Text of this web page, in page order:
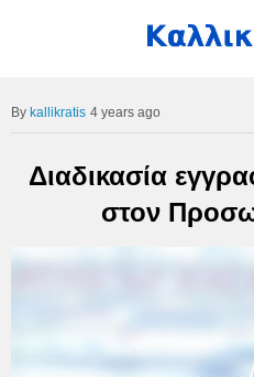
kallikratis 4 years ago
Διαδικασία
στον